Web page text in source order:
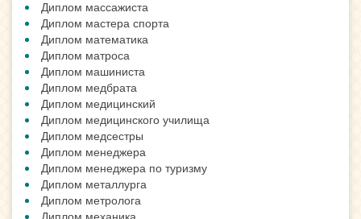
Диплом массажиста
Диплом мастера спорта
Диплом математика
Диплом матроса
Диплом машиниста
Диплом медбрата
Диплом медицинский
Диплом медицинского училища
Диплом медсестры
Диплом менеджера
Диплом менеджера по туризму
Диплом металлурга
Диплом метролога